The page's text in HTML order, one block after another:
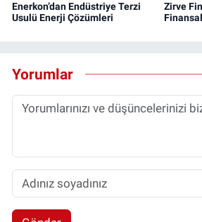
Enerkon’dan Endüstriye Terzi
Usulü Enerji Çözümleri
Zirve
Yorumlar